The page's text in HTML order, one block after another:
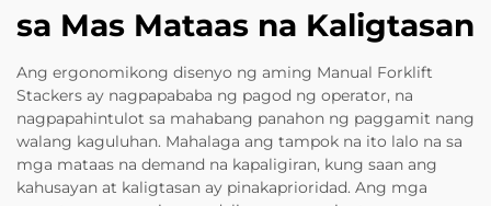
sa Mas Mataas na Kaligtasan
Ang ergonomikong disenyo ng aming Manual Forklift
Stackers ay nagpapababa ng pagod ng operator, na
nagpapahintulot sa mahabang panahon ng paggamit nang
walang kaguluhan. Mahalaga ang tampok na ito lalo na sa
mga mataas na demand na kapaligiran, kung saan ang
kahusayan at kaligtasan ay pinakaprioridad. Ang mga